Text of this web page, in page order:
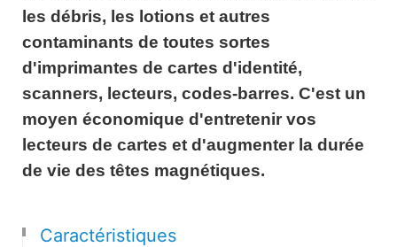
les débris, les lotions et autres
contaminants de toutes sortes
d'imprimantes de cartes d'identité,
scanners, lecteurs, codes-barres. C'est un
moyen économique d'entretenir vos
lecteurs de cartes et d'augmenter la durée
de vie des têtes magnétiques.
Caractéristiques